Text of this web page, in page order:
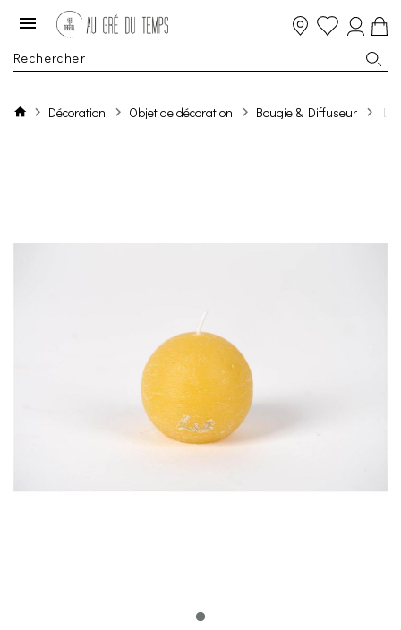
Décoration Objet de décoration Bougie & Diffuseur